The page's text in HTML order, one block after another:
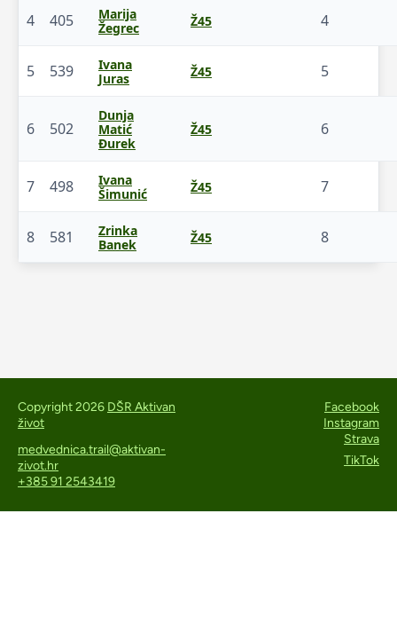
4 405
Marija
Žegrec
Ž45 4
5 539
Ivana
Juras
Ž45 5
6 502
Dunja
Matić
Đurek
Ž45 6
7 498
Ivana
Šimunić
Ž45 7
8 581
Zrinka
Banek
Ž45 8
Copyright 2026 DŠR Aktivan
život
medvednica.trail@aktivan-
zivot.hr
+385 91 2543419
Facebook
Instagram
Strava
TikTok